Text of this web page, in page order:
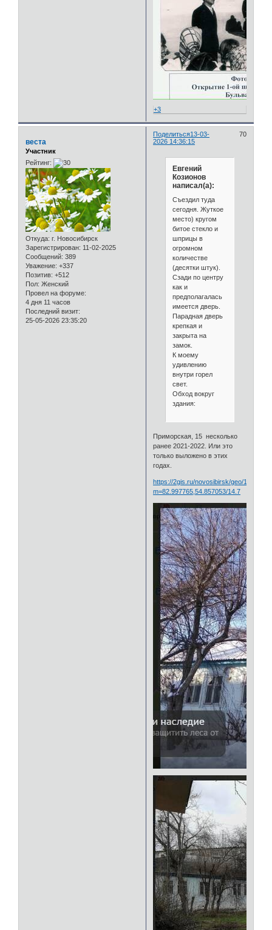
+3
Поделиться 70
13-03-
2026 14:36:15
веста
Участник
Рейтинг:
Откуда: г. Новосибирск
Зарегистрирован: 11-02-2025
Сообщений: 389
Уважение: +337
Позитив: +512
Пол: Женский
Провел на форуме:
4 дня 11 часов
Последний визит:
25-05-2026 23:35:20
Евгений
Козионов
написал(а):
Съездил туда
сегодня. Жуткое
место) кругом
битое стекло и
шприцы в
огромном
количестве
(десятки штук).
Сзади по центру
как и
предполагалась
имеется дверь.
Парадная дверь
крепкая и
закрыта на
замок.
К моему
удивлению
внутри горел
свет.
Обход вокруг
здания:
Приморская, 15 несколько
ранее 2021-2022. Или это
только выложено в этих
годах.
https://2gis.ru/novosibirsk/geo/
m=82.997765,54.857053/14.7